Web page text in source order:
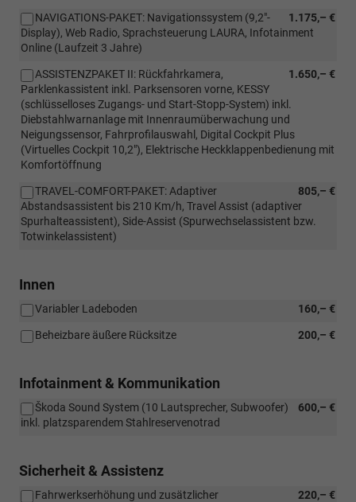
1.175,– €
NAVIGATIONS-PAKET: Navigationssystem (9,2"-
Display), Web Radio, Sprachsteuerung LAURA, Infotainment
Online (Laufzeit 3 Jahre)
1.650,– €
ASSISTENZPAKET II: Rückfahrkamera,
Parklenkassistent inkl. Parksensoren vorne, KESSY
(schlüsselloses Zugangs- und Start-Stopp-System) inkl.
Diebstahlwarnanlage mit Innenraumüberwachung und
Neigungssensor, Fahrprofilauswahl, Digital Cockpit Plus
(Virtuelles Cockpit 10,2"), Elektrische Heckklappenbedienung mit
Komfortöffnung
805,– €
TRAVEL-COMFORT-PAKET: Adaptiver
Abstandsassistent bis 210 Km/h, Travel Assist (adaptiver
Spurhalteassistent), Side-Assist (Spurwechselassistent bzw.
Totwinkelassistent)
Innen
160,– €
Variabler Ladeboden
200,– €
Beheizbare äußere Rücksitze
Infotainment & Kommunikation
600,– €
Škoda Sound System (10 Lautsprecher, Subwoofer)
inkl. platzsparendem Stahlreservenotrad
Sicherheit & Assistenz
220,– €
Fahrwerkserhöhung und zusätzlicher